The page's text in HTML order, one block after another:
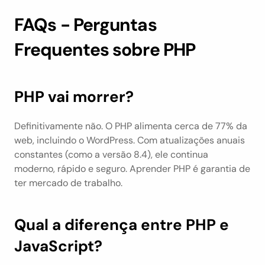
FAQs - Perguntas
Frequentes sobre PHP
PHP vai morrer?
Definitivamente não. O PHP alimenta cerca de 77% da
web, incluindo o WordPress. Com atualizações anuais
constantes (como a versão 8.4), ele continua
moderno, rápido e seguro. Aprender PHP é garantia de
ter mercado de trabalho.
Qual a diferença entre PHP e
JavaScript?